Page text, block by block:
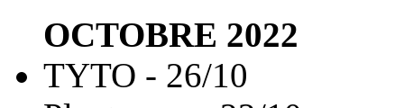
OCTOBRE 2022
TYTO - 26/10